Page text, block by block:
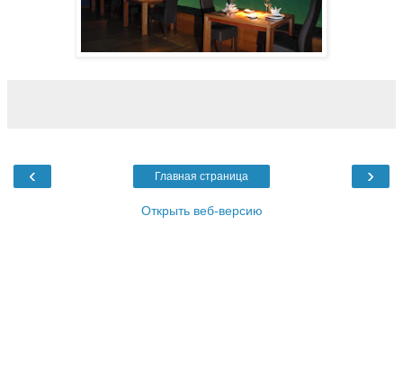
‹ ›
Главная страница
Открыть веб-версию